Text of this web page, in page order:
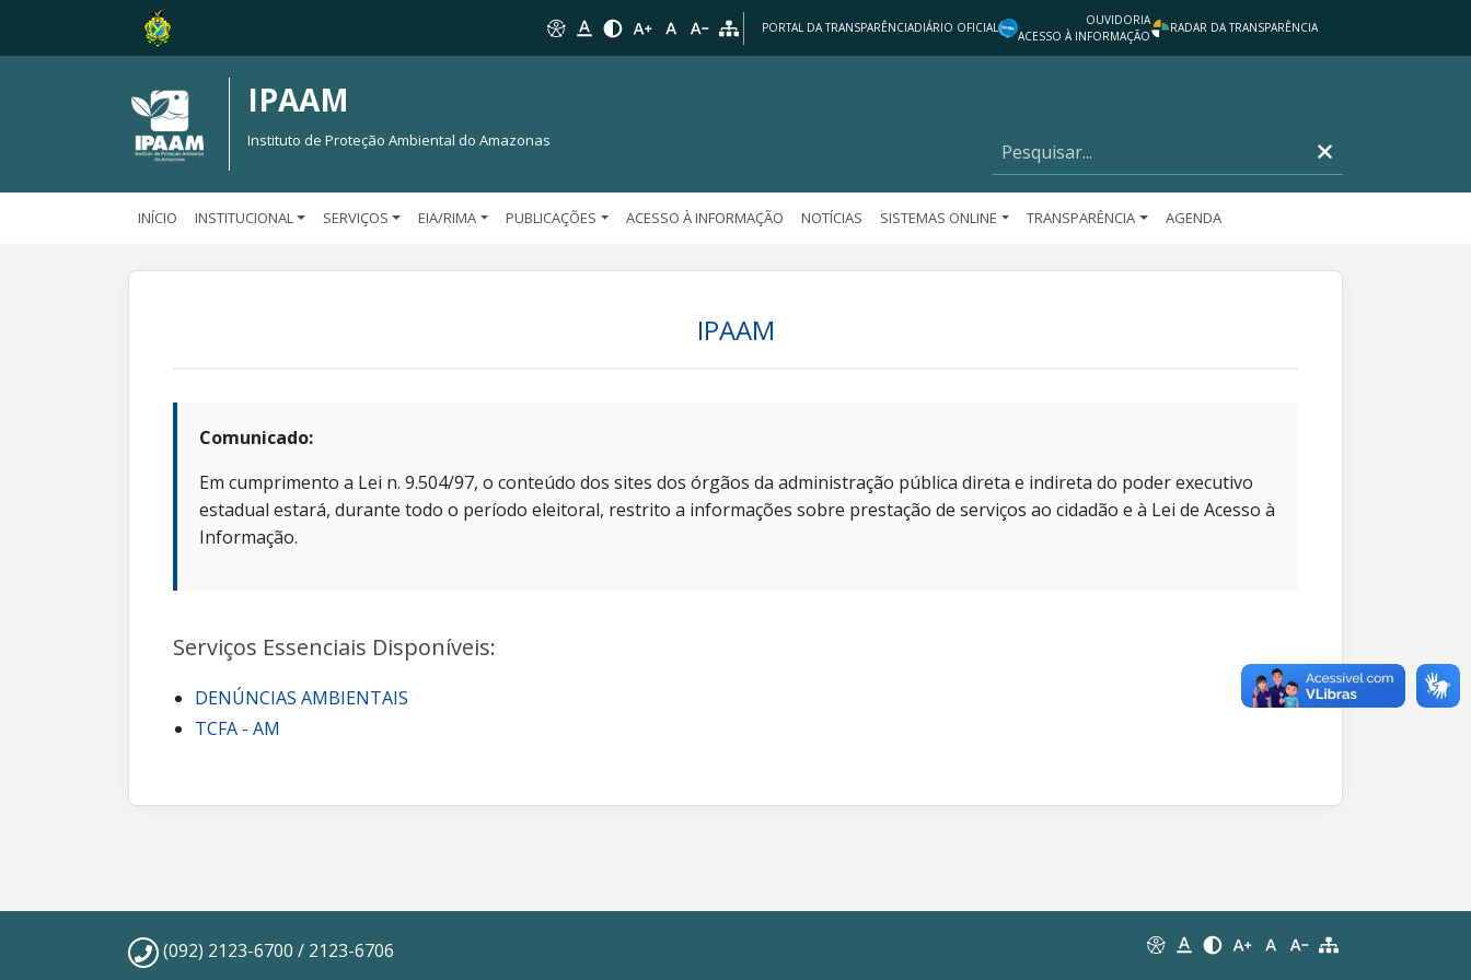
PORTAL DA TRANSPARÊNCIADIÁRIO OFICIAL
OUVIDORIA
ACESSO À INFORMAÇÃO
RADAR DA TRANSPARÊNCIA
IPAAM
Instituto de Proteção Ambiental do Amazonas
INÍCIO INSTITUCIONAL SERVIÇOS EIA/RIMA PUBLICAÇÕES ACESSO À INFORMAÇÃO NOTÍCIAS SISTEMAS ONLINE TRANSPARÊNCIA AGENDA
IPAAM
Comunicado:
Em cumprimento a Lei n. 9.504/97, o conteúdo dos sites dos órgãos da administração pública direta e indireta do poder executivo
estadual estará, durante todo o período eleitoral, restrito a informações sobre prestação de serviços ao cidadão e à Lei de Acesso à
Informação.
Serviços Essenciais Disponíveis:
DENÚNCIAS AMBIENTAIS
TCFA - AM
(092) 2123-6700 / 2123-6706